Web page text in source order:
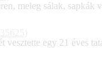
meleg sálak, sapkák
vesztette egy 21 éves